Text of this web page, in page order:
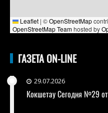
Leaflet | ©OpenStreetMap
OpenStreetMap Teamhosted by
ГАЗЕТА ON-LINE
29.07.2026
Кокшетау Сегодня №29